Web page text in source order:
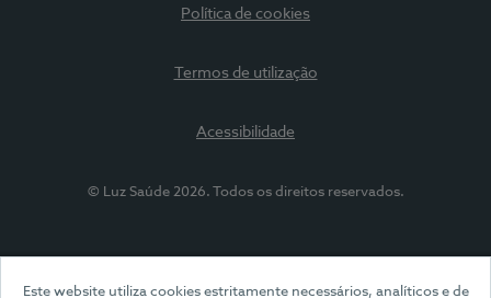
Este website utiliza cookies estritamente necessários, analíticos e de
Política de cookies
Termos de utilização
Acessibilidade
© Luz Saúde 2026. Todos os direitos reservados.